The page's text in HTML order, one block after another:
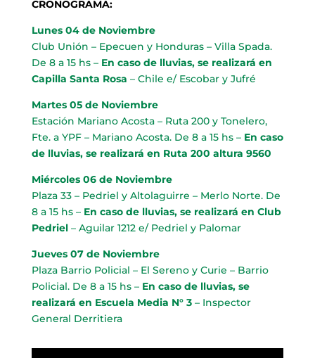
CRONOGRAMA:
Lunes 04 de Noviembre
Club Unión – Epecuen y Honduras – Villa Spada.
De 8 a 15 hs – En caso de lluvias, se realizará en
Capilla Santa Rosa – Chile e/ Escobar y Jufré
Martes 05 de Noviembre
Estación Mariano Acosta – Ruta 200 y Tonelero,
Fte. a YPF – Mariano Acosta. De 8 a 15 hs – En caso
de lluvias, se realizará en Ruta 200 altura 9560
Miércoles 06 de Noviembre
Plaza 33 – Pedriel y Altolaguirre – Merlo Norte. De
8 a 15 hs – En caso de lluvias, se realizará en Club
Pedriel – Aguilar 1212 e/ Pedriel y Palomar
Jueves 07 de Noviembre
Plaza Barrio Policial – El Sereno y Curie – Barrio
Policial. De 8 a 15 hs – En caso de lluvias, se
realizará en Escuela Media N° 3 – Inspector
General Derritiera